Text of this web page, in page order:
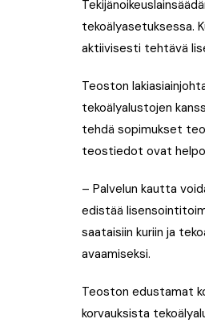
tekoälyasetuksessa.
aktiivisesti tehtävä
Teoston
tekoälyalustojen
tehdä sopimukset
teostiedot ovat
– Palvelun kautta
edistää
saataisiin kuriin ja
avaamiseksi.
Teoston edustamat
korvauksista